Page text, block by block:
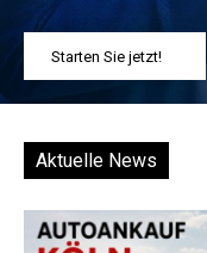
Starten Sie jetzt!
Aktuelle News